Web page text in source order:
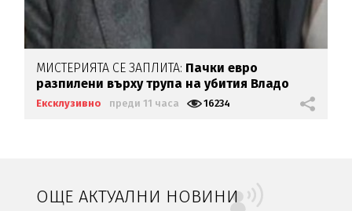
МИСТЕРИЯТА СЕ ЗАПЛИТА: Пачки евро
разпилени върху трупа на убития Владо
Загатото
Ексклузивно преди 11 часа 16234
ОЩЕ АКТУАЛНИ НОВИНИ